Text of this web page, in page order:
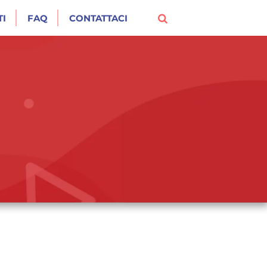
FAQ CONTATTACI